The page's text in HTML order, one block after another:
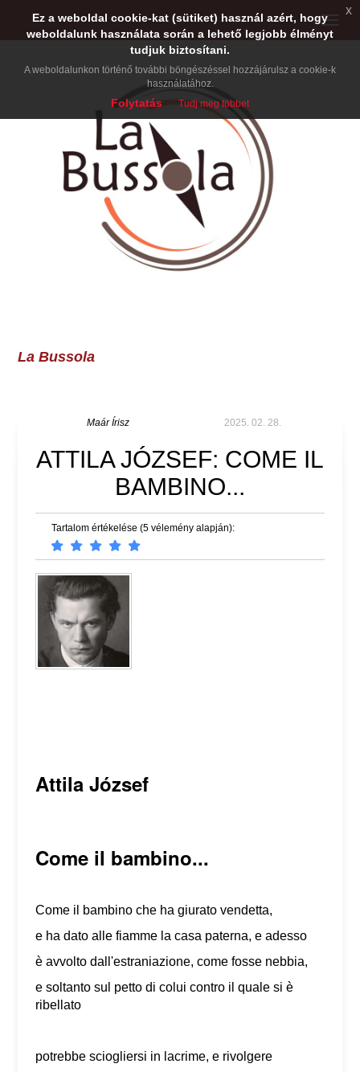
La Bussola
Maár Írisz 2025. 02. 28.
ATTILA JÓZSEF: COME IL
BAMBINO...
Tartalom értékelése (5 vélemény alapján):
Attila József
Come il bambino...
Come il bambino che ha giurato vendetta,
e ha dato alle fiamme la casa paterna, e adesso
è avvolto dall'estraniazione, come fosse nebbia,
e soltanto sul petto di colui contro il quale si è
ribellato
potrebbe sciogliersi in lacrime, e rivolgere
Ez a weboldal cookie-kat (sütiket) használ azért, hogy
weboldalunk használata során a lehető legjobb élményt
tudjuk biztosítani.
A weboldalunkon történő további böngészéssel hozzájárulsz a cookie-k
használatához.
Folytatás Tudj meg többet
x